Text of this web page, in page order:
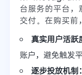
台服务的平台，
交付。在购买前
真实用户活跃
账户，避免触发
逐步投放机制：